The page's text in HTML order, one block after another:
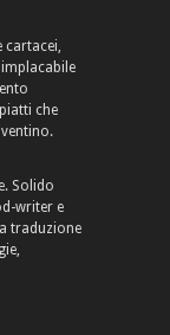
cartacei,
che
Solido
writer e
traduzione